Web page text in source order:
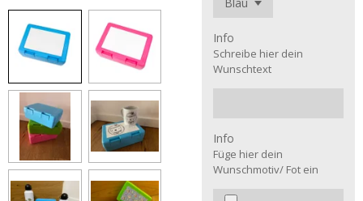
Info
Schreibe hier dein
Wunschtext
Info
Füge hier dein
Wunschmotiv/ Fot ein